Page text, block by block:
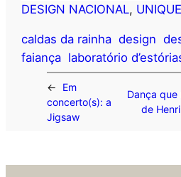
DESIGN NACIONAL, UNIQUE
caldas da rainha design
faiança laboratório
←
Em
concerto(s): a
Jigsaw
Dança
de